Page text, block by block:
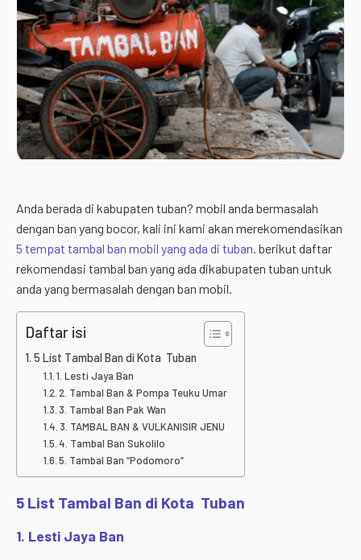
Anda berada di kabupaten tuban? mobil anda bermasalah
dengan ban yang bocor, kali ini kami akan merekomendasikan
5 tempat tambal ban mobil yang ada di tuban. berikut daftar
rekomendasi tambal ban yang ada dikabupaten tuban untuk
anda yang bermasalah dengan ban mobil.
Daftar isi
5 List Tambal Ban di Kota Tuban
1. Lesti Jaya Ban
2. Tambal Ban & Pompa Teuku Umar
3. Tambal Ban Pak Wan
3. TAMBAL BAN & VULKANISIR JENU
4. Tambal Ban Sukolilo
5. Tambal Ban “Podomoro”
5 List Tambal Ban di Kota Tuban
1. Lesti Jaya Ban